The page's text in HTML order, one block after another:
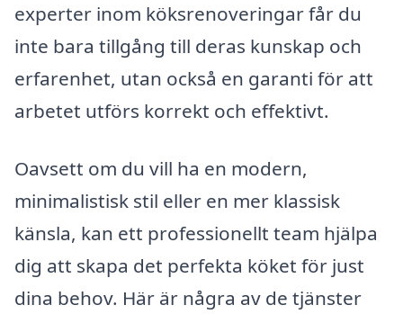
experter inom köksrenoveringar får du
inte bara tillgång till deras kunskap och
erfarenhet, utan också en garanti för att
arbetet utförs korrekt och effektivt.
Oavsett om du vill ha en modern,
minimalistisk stil eller en mer klassisk
känsla, kan ett professionellt team hjälpa
dig att skapa det perfekta köket för just
dina behov. Här är några av de tjänster